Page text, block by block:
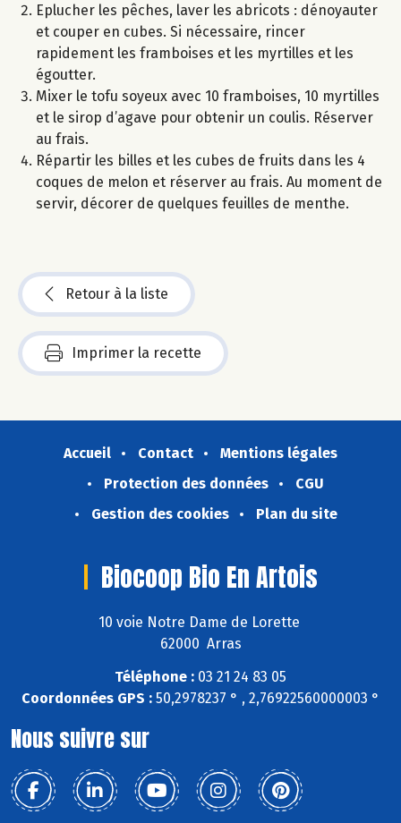
Eplucher les pêches, laver les abricots : dénoyauter
et couper en cubes. Si nécessaire, rincer
rapidement les framboises et les myrtilles et les
égoutter.
Mixer le tofu soyeux avec 10 framboises, 10 myrtilles
et le sirop d’agave pour obtenir un coulis. Réserver
au frais.
Répartir les billes et les cubes de fruits dans les 4
coques de melon et réserver au frais. Au moment de
servir, décorer de quelques feuilles de menthe.
Retour à la liste
Imprimer la recette
Accueil Contact
Mentions légales
Protection des données
CGU
Gestion des cookies
Plan du site
Biocoop Bio En Artois
10 voie Notre Dame de Lorette
62000 Arras
Téléphone : 03 21 24 83 05
Coordonnées GPS : 50,2978237 ° , 2,76922560000003 °
Nous suivre sur